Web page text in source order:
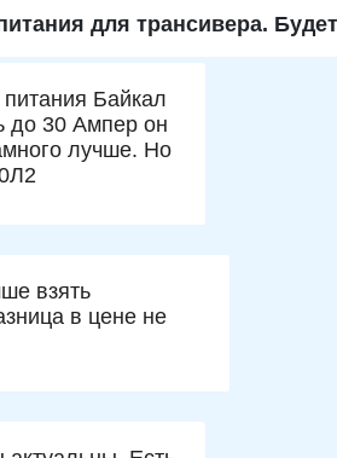
для трансивера.
Байкал
до 30 Ампер он
лучше. Но
взять
в цене не